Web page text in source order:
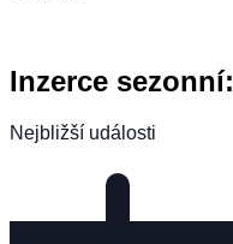
Inzerce sezonní:
Nejbližší události